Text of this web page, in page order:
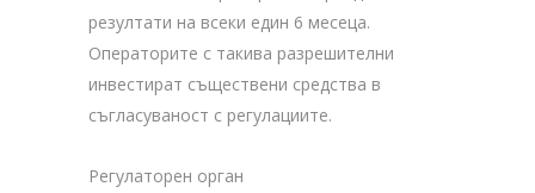
резултати на всеки един 6 месеца.
Операторите с такива разрешителни
инвестират съществени средства в
съгласуваност с регулациите.
Регулаторен орган